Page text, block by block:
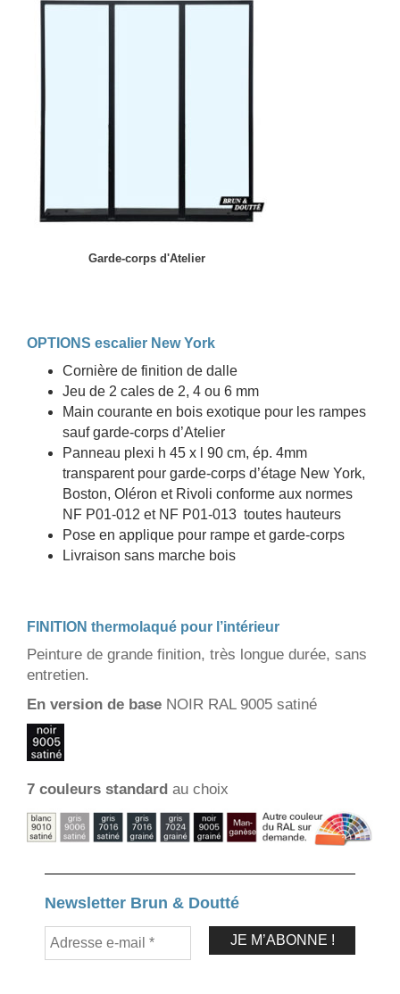
Garde-corps d'Atelier
OPTIONS escalier New York
Cornière de finition de dalle
Jeu de 2 cales de 2, 4 ou 6 mm
Main courante en bois exotique pour les rampes
sauf garde-corps d’Atelier
Panneau plexi h 45 x l 90 cm, ép. 4mm
transparent pour garde-corps d’étage New York,
Boston, Oléron et Rivoli conforme aux normes
NF P01-012 et NF P01-013 toutes hauteurs
Pose en applique pour rampe et garde-corps
Livraison sans marche bois
FINITION thermolaqué pour l’intérieur
Peinture de grande finition, très longue durée, sans
entretien.
En version de base NOIR RAL 9005 satiné
7 couleurs standard au choix
Newsletter Brun & Doutté